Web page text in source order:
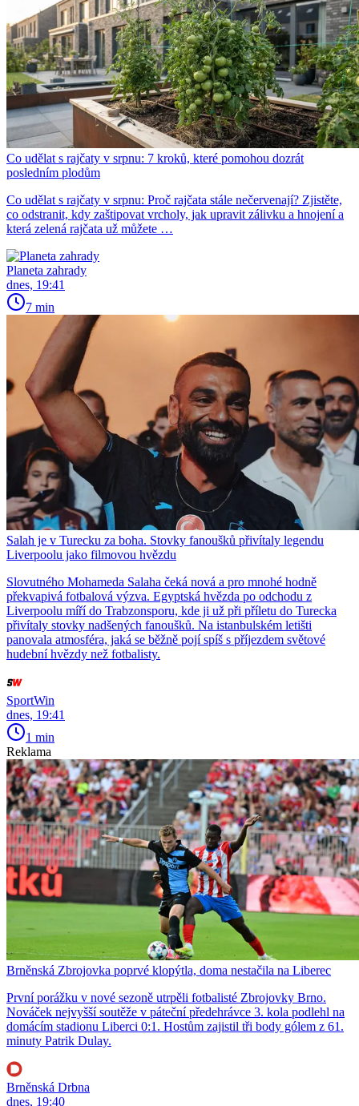
Co udělat s rajčaty v srpnu: 7 kroků, které pomohou dozrát
posledním plodům
Co udělat s rajčaty v srpnu: Proč rajčata stále nečervenají? Zjistěte,
co odstranit, kdy zaštipovat vrcholy, jak upravit zálivku a hnojení a
která zelená rajčata už můžete …
Planeta zahrady
dnes, 19:41
7 min
Salah je v Turecku za boha. Stovky fanoušků přivítaly legendu
Liverpoolu jako filmovou hvězdu
Slovutného Mohameda Salaha čeká nová a pro mnohé hodně
překvapivá fotbalová výzva. Egyptská hvězda po odchodu z
Liverpoolu míří do Trabzonsporu, kde ji už při příletu do Turecka
přivítaly stovky nadšených fanoušků. Na istanbulském letišti
panovala atmosféra, jaká se běžně pojí spíš s příjezdem světové
hudební hvězdy než fotbalisty.
SportWin
dnes, 19:41
1 min
Reklama
Brněnská Zbrojovka poprvé klopýtla, doma nestačila na Liberec
První porážku v nové sezoně utrpěli fotbalisté Zbrojovky Brno.
Nováček nejvyšší soutěže v páteční předehrávce 3. kola podlehl na
domácím stadionu Liberci 0:1. Hostům zajistil tři body gólem z 61.
minuty Patrik Dulay.
Brněnská Drbna
dnes, 19:40